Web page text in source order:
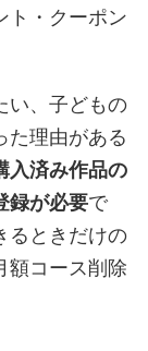
ト・クーポン
い、子どもの
た理由がある
入済み作品の
録が必要で
るときだけの
額コース削除